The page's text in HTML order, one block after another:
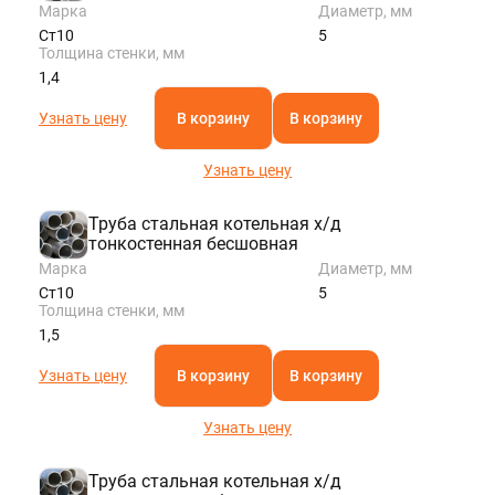
Марка
Ст10
Диаметр, мм
5
Толщина стенки, мм
1,4
Узнать цену В корзину В корзину
Узнать цену
Труба стальная котельная х/д
тонкостенная бесшовная
Марка
Ст10
Диаметр, мм
5
Толщина стенки, мм
1,5
Узнать цену В корзину В корзину
Узнать цену
Труба стальная котельная х/д